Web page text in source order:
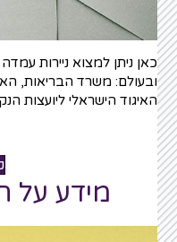
כאן ניתן למצוא ניירות
ובעולם: משרד הבריאות,
האיגוד הישראלי ליועצות
מידע על